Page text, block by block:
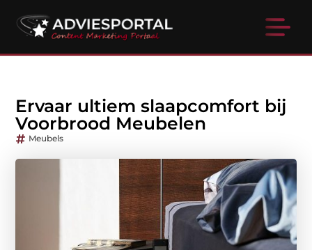
Ervaar ultiem slaapcomfort bij
Voorbrood Meubelen
Meubels